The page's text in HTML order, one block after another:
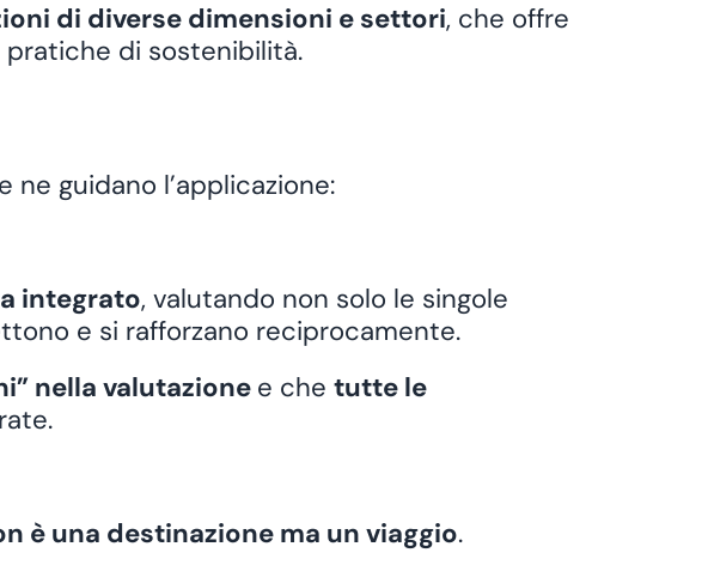
di diverse dimensioni e settori, che offre
pratiche di sostenibilità.
ne guidano l’applicazione:
integrato, valutando non solo le singole
e si rafforzano reciprocamente.
nella valutazione e che tutte le
è una destinazione ma un viaggio.